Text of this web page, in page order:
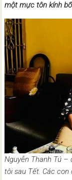
một mực tôn kính
Nguyễn Thanh Tú –
tôi sau Tết. Các con